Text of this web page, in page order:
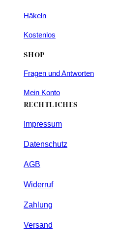
Häkeln
Kostenlos
SHOP
Fragen und Antworten
Mein Konto
RECHTLICHES
Impressum
Datenschutz
AGB
Widerruf
Zahlung
Versand